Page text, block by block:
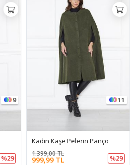
9
%29
11
Kadın Kaşe Pelerin Panço
999,99 TL
1.399,00 TL
%29